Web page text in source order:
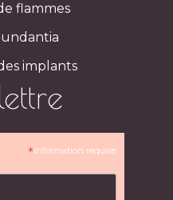
flammes
implants
*information requise